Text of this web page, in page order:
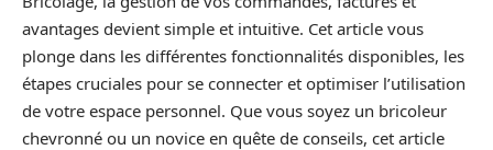
avantages devient simple et intuitive. Cet article vous
plonge dans les différentes fonctionnalités disponibles, les
étapes cruciales pour se connecter et optimiser l’utilisation
de votre espace personnel. Que vous soyez un bricoleur
chevronné ou un novice en quête de conseils, cet article